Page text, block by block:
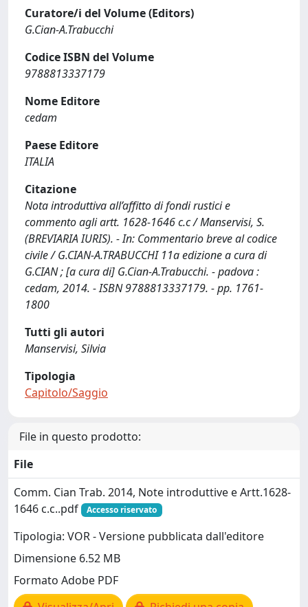
Curatore/i del Volume (Editors)
G.Cian-A.Trabucchi
Codice ISBN del Volume
9788813337179
Nome Editore
cedam
Paese Editore
ITALIA
Citazione
Nota introduttiva all’affitto di fondi rustici e
commento agli artt. 1628-1646 c.c / Manservisi, S.
(BREVIARIA IURIS). - In: Commentario breve al codice
civile / G.CIAN-A.TRABUCCHI 11a edizione a cura di
G.CIAN ; [a cura di] G.Cian-A.Trabucchi. - padova :
cedam, 2014. - ISBN 9788813337179. - pp. 1761-
1800
Tutti gli autori
Manservisi, Silvia
Tipologia
Capitolo/Saggio
File in questo prodotto:
File
Comm. Cian Trab. 2014, Note introduttive e Artt.1628-
1646 c.c..pdf
Accesso riservato
Tipologia: VOR - Versione pubblicata dall'editore
Dimensione 6.52 MB
Formato Adobe PDF